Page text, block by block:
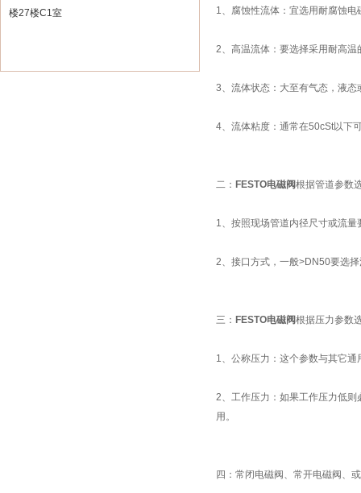
楼27楼C1室
1、腐蚀性流体：宜选用耐腐蚀
2、高温流体：要选择采用耐高
3、流体状态：大至有气态，液
4、流体粘度：通常在50cSt以下
二： FESTO电磁阀根据管道参数
1、按照现场管道内径尺寸或流
2、接口方式，一般>DN50要选
三： FESTO电磁阀根据压力参数
1、公称压力：这个参数与其它
2、工作压力：如果工作压力低
用。
四：常闭电磁阀、常开电磁阀、